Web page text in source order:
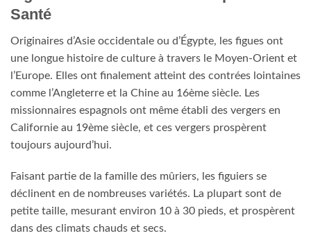
Santé
Originaires d’Asie occidentale ou d’Égypte, les figues ont
une longue histoire de culture à travers le Moyen-Orient et
l’Europe. Elles ont finalement atteint des contrées lointaines
comme l’Angleterre et la Chine au 16ème siècle. Les
missionnaires espagnols ont même établi des vergers en
Californie au 19ème siècle, et ces vergers prospèrent
toujours aujourd’hui.
Faisant partie de la famille des mûriers, les figuiers se
déclinent en de nombreuses variétés. La plupart sont de
petite taille, mesurant environ 10 à 30 pieds, et prospèrent
dans des climats chauds et secs.